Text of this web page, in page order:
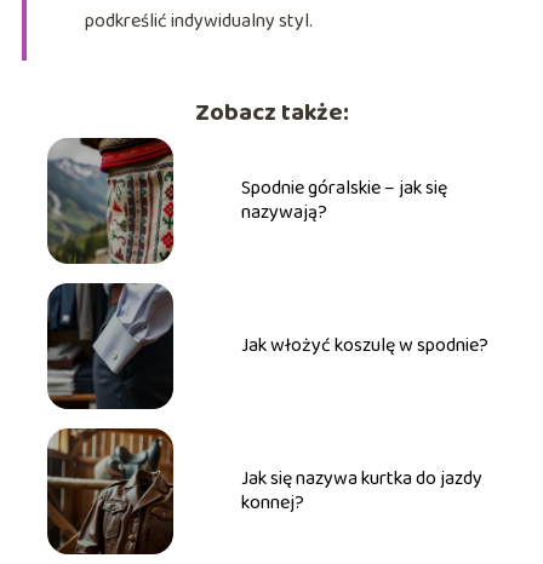
podkreślić indywidualny styl.
Zobacz także:
Spodnie góralskie – jak się
nazywają?
Jak włożyć koszulę w spodnie?
Jak się nazywa kurtka do jazdy
konnej?